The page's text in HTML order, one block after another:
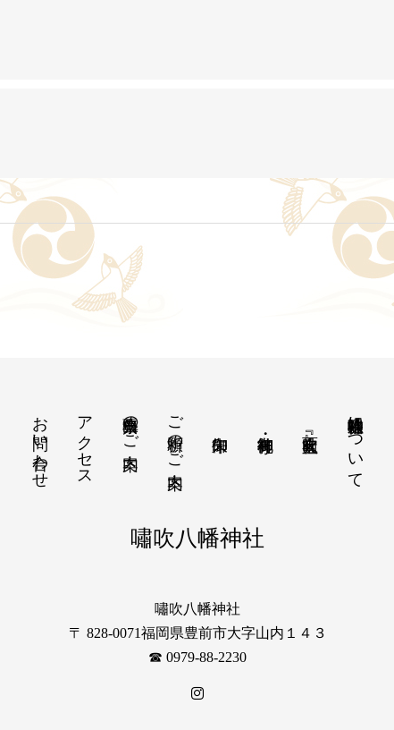
嘯吹八幡神社について
ご祈願のご案内
出張祭典のご案内
アクセス
お問い合わせ
嘯吹八幡神社
嘯吹八幡神社
〒 828-0071福岡県豊前市大字山内１４３
☎︎ 0979-88-2230